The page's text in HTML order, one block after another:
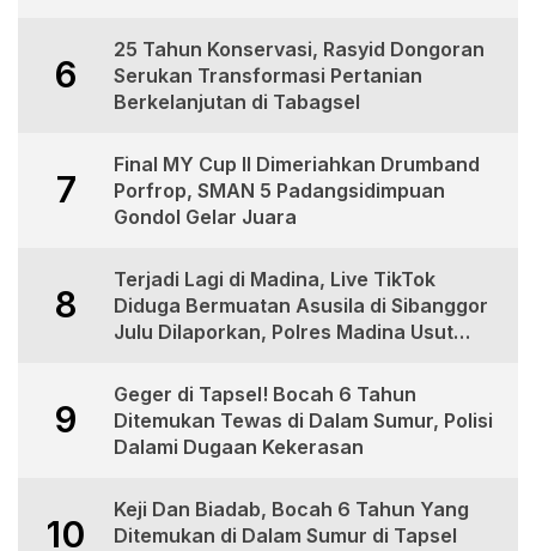
6
25 Tahun Konservasi, Rasyid Dongoran
Serukan Transformasi Pertanian
Berkelanjutan di Tabagsel
7
Final MY Cup II Dimeriahkan Drumband
Porfrop, SMAN 5 Padangsidimpuan
Gondol Gelar Juara
8
Terjadi Lagi di Madina, Live TikTok
Diduga Bermuatan Asusila di Sibanggor
Julu Dilaporkan, Polres Madina Usut
9
Geger di Tapsel! Bocah 6 Tahun
Ditemukan Tewas di Dalam Sumur, Polisi
Dalami Dugaan Kekerasan
10
Keji Dan Biadab, Bocah 6 Tahun Yang
Ditemukan di Dalam Sumur di Tapsel